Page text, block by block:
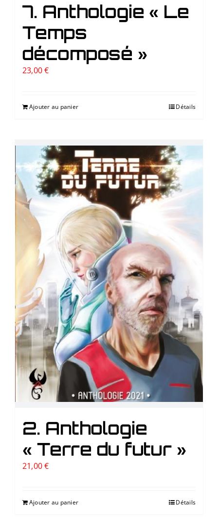
7. Anthologie « Le
Temps
décomposé »
23,00€
Ajouter au panier Détails
2. Anthologie
« Terre du futur »
21,00€
Ajouter au panier Détails